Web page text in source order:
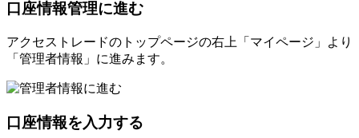
口座情報管理に進む
アクセストレードのトップページの右上「マイページ」より
「管理者情報」に進みます。
口座情報を入力する